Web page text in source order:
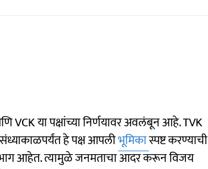
VCK या पक्षांच्या निर्णयावर अवलंबून आहे. TVK
हे पक्ष आपलीभूमिकास्पष्ट करण्याची
भाग आहेत. त्यामुळे जनमताचा आदर करून विजय